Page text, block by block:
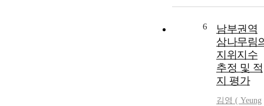
6
남부권역
삼나무림
지위지수
추정 및 적
지 평가
김영 ( Yeung